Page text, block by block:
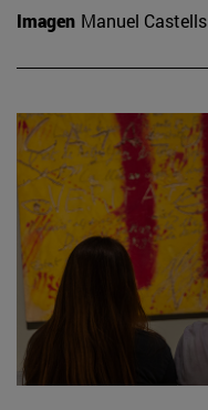
Imagen Manuel Castells